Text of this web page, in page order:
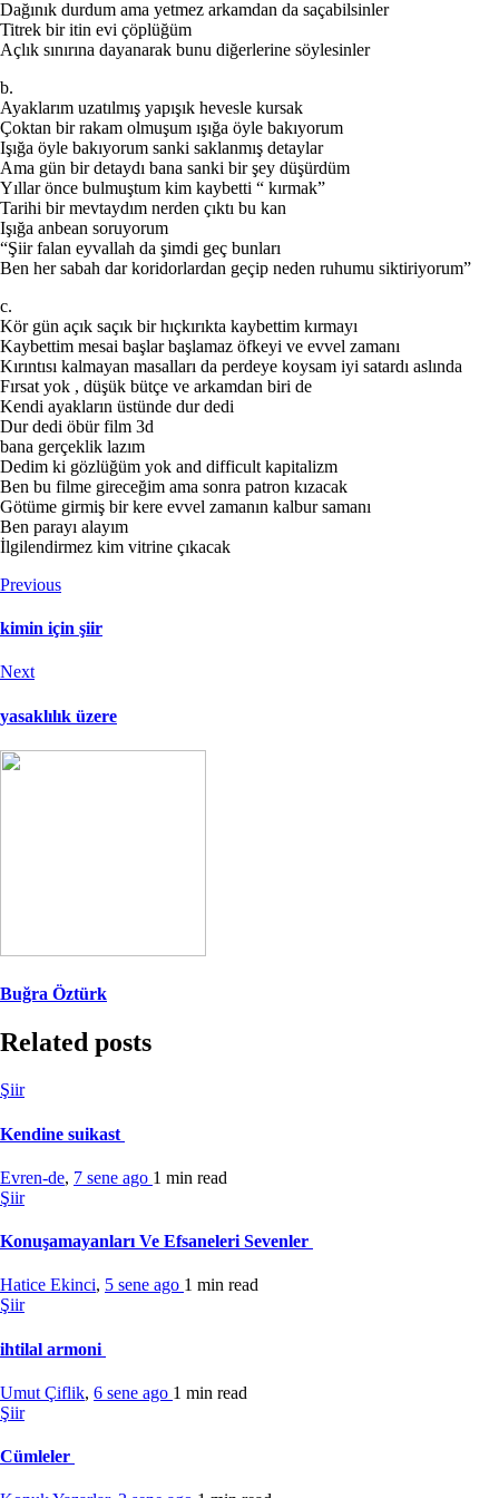
Dağınık durdum ama yetmez arkamdan da saçabilsinler
Titrek bir itin evi çöplüğüm
Açlık sınırına dayanarak bunu diğerlerine söylesinler
b.
Ayaklarım uzatılmış yapışık hevesle kursak
Çoktan bir rakam olmuşum ışığa öyle bakıyorum
Işığa öyle bakıyorum sanki saklanmış detaylar
Ama gün bir detaydı bana sanki bir şey düşürdüm
Yıllar önce bulmuştum kim kaybetti “ kırmak”
Tarihi bir mevtaydım nerden çıktı bu kan
Işığa anbean soruyorum
“Şiir falan eyvallah da şimdi geç bunları
Ben her sabah dar koridorlardan geçip neden ruhumu siktiriyorum”
c.
Kör gün açık saçık bir hıçkırıkta kaybettim kırmayı
Kaybettim mesai başlar başlamaz öfkeyi ve evvel zamanı
Kırıntısı kalmayan masalları da perdeye koysam iyi satardı aslında
Fırsat yok , düşük bütçe ve arkamdan biri de
Kendi ayakların üstünde dur dedi
Dur dedi öbür film 3d
bana gerçeklik lazım
Dedim ki gözlüğüm yok and difficult kapitalizm
Ben bu filme gireceğim ama sonra patron kızacak
Götüme girmiş bir kere evvel zamanın kalbur samanı
Ben parayı alayım
İlgilendirmez kim vitrine çıkacak
Previous
kimin için şiir
Next
yasaklılık üzere
Buğra Öztürk
Related posts
Şiir
Kendine suikast
Evren-de, 7 sene ago 1 min read
Şiir
Konuşamayanları Ve Efsaneleri Sevenler
Hatice Ekinci, 5 sene ago 1 min read
Şiir
ihtilal armoni
Umut Çiflik, 6 sene ago 1 min read
Şiir
Cümleler